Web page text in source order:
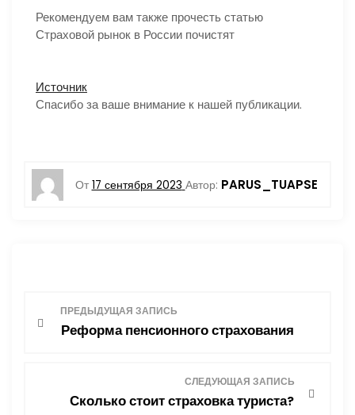
Рекомендуем вам также прочесть статью
Страховой рынок в России почистят
Источник
Спасибо за ваше внимание к нашей публикации.
От 17 сентября 2023 Автор: PARUS_TUAPSE
ПРЕДЫДУЩАЯ ЗАПИСЬ
Реформа пенсионного страхования
СЛЕДУЮЩАЯ ЗАПИСЬ
Сколько стоит страховка туриста?